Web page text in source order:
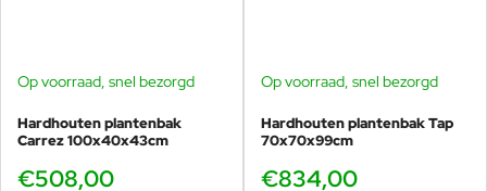
Op voorraad, snel bezorgd
Hardhouten plantenbak
Carrez 100x40x43cm
€508,00
Op voorraad, snel bezorgd
Hardhouten plantenbak Tap
70x70x99cm
€834,00